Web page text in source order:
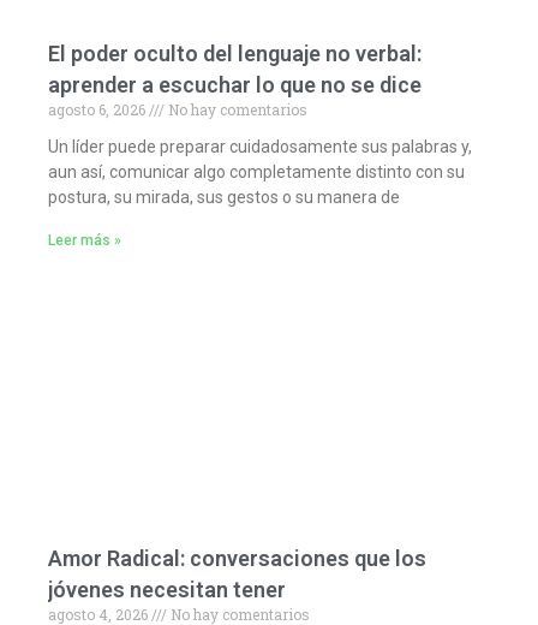
El poder oculto del lenguaje no verbal:
aprender a escuchar lo que no se dice
agosto 6, 2026
No hay comentarios
Un líder puede preparar cuidadosamente sus palabras y,
aun así, comunicar algo completamente distinto con su
postura, su mirada, sus gestos o su manera de
Leer más »
Amor Radical: conversaciones que los
jóvenes necesitan tener
agosto 4, 2026
No hay comentarios